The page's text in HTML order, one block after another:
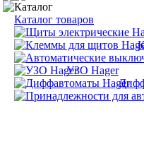
Каталог
Каталог товаров
УЗО Hager